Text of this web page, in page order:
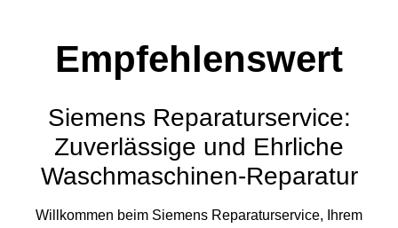
Empfehlenswert
Siemens Reparaturservice:
Zuverlässige und Ehrliche
Waschmaschinen-Reparatur
Willkommen beim Siemens Reparaturservice, Ihrem